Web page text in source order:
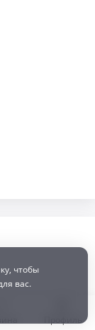
чтобы
вас.
Оплата